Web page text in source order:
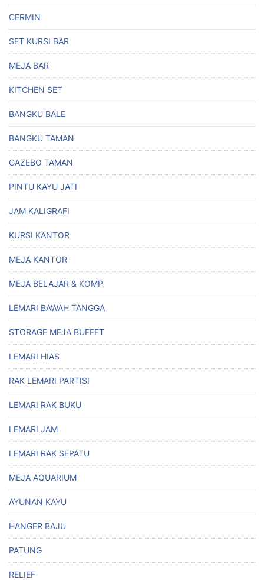
CERMIN
SET KURSI BAR
MEJA BAR
KITCHEN SET
BANGKU BALE
BANGKU TAMAN
GAZEBO TAMAN
PINTU KAYU JATI
JAM KALIGRAFI
KURSI KANTOR
MEJA KANTOR
MEJA BELAJAR & KOMP
LEMARI BAWAH TANGGA
STORAGE MEJA BUFFET
LEMARI HIAS
RAK LEMARI PARTISI
LEMARI RAK BUKU
LEMARI JAM
LEMARI RAK SEPATU
MEJA AQUARIUM
AYUNAN KAYU
HANGER BAJU
PATUNG
RELIEF